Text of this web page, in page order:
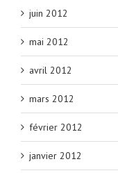
juin 2012
mai 2012
avril 2012
mars 2012
février 2012
janvier 2012